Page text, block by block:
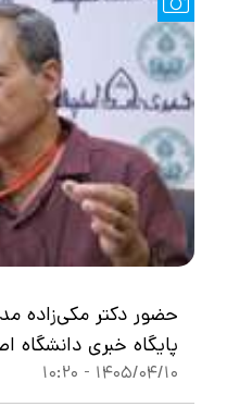
حضور دکتر مکی‌زاده
پایگاه خبری دانشگاه
1405/04/10 - 10:20